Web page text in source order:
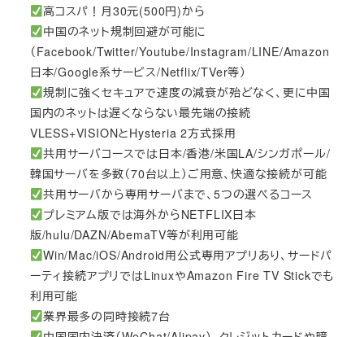
高コスパ！月30元(500円)から
中国のネット規制回避が可能に
（Facebook/Twitter/Youtube/Instagram/LINE/Amazon
日本/Google系サービス/Netflix/TVer等）
規制に強くセキュアで速度の減衰が殆どなく、更に中国
国内のネットは遅くならない最先端の接続
VLESS+VISIONとHysteria 2方式採用
共用サーバコースでは日本/香港/米国LA/シンガポール/
韓国サーバを多数（70台以上）ご用意、快適な接続が可能
共用サーバから専用サーバまで、5つの選べるコース
プレミアム版では海外からNETFLIX日本
版/hulu/DAZN/AbemaTV等が利用可能
Win/Mac/iOS/Android用公式専用アプリあり、サードパ
ーティ接続アプリではLinuxやAmazon Fire TV Stickでも
利用可能
業界最多の同時接続7台